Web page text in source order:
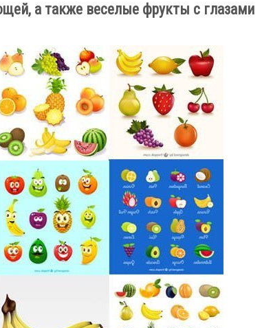
а также веселые фрукты с глазами